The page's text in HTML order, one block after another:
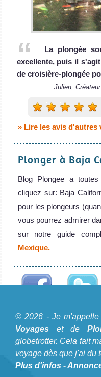
Nautilus
Le
Nautilus Explorer
MV Islander
MV Islander
La plongée
excellente, puis il
de croisière-plongée
Julien,
» Lire les avis d'autres
Plonger à Baja
Blog Plongee a
cliquez sur: Baja
pour les plongeurs
vous pourrez admirer
sur notre guide
Mexique.
A propos du
Je m'appelle Julien, je
et de Plongée
. Je suis
© 2026 - Je
Voyages et de
globetrotter. Cela fait
voyage dès que j'ai du
Plus d'infos -